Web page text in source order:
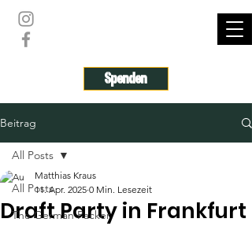
Spenden
Beitrag
All Posts
The German Packer
All Posts
Draft Party in Frankfurt
Matthias Kraus
11. Apr. 2025 0 Min. Lesezeit